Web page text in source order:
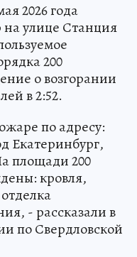
2026 года
улице Станция
200
о возгорании
в 2:52.
по адресу:
Екатеринбург,
площади 200
кровля,
- рассказали в
по Свердловской